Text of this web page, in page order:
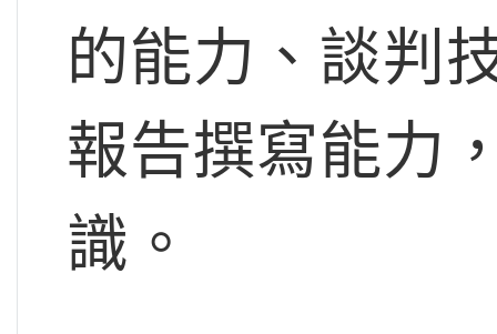
的能力、談判
報告撰寫能力
識。